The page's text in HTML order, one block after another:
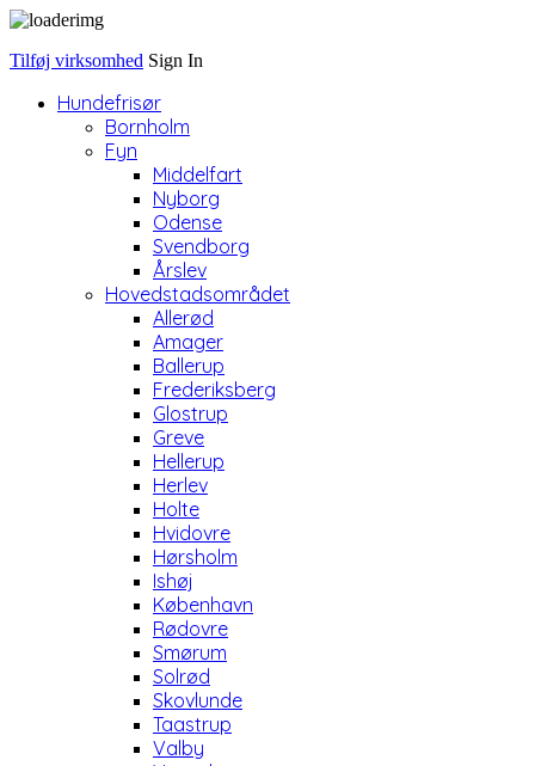
Tilføj virksomhed Sign In
Hundefrisør
Bornholm
Fyn
Middelfart
Nyborg
Odense
Svendborg
Årslev
Hovedstadsområdet
Allerød
Amager
Ballerup
Frederiksberg
Glostrup
Greve
Hellerup
Herlev
Holte
Hvidovre
Hørsholm
Ishøj
København
Rødovre
Smørum
Solrød
Skovlunde
Taastrup
Valby